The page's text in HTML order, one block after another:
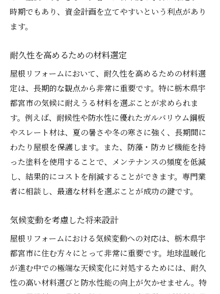
時期でもあり、資金計画を立てやすいという利点があり
ます。
耐久性を高めるための材料選定
屋根リフォームにおいて、耐久性を高めるための材料選
定は、長期的な観点から非常に重要です。特に栃木県宇
都宮市の気候に耐えうる材料を選ぶことが求められま
す。例えば、耐候性や防水性に優れたガルバリウム鋼板
やスレート材は、夏の暑さや冬の寒さに強く、長期間に
わたり屋根を保護します。また、防藻・防カビ機能を持
った塗料を使用することで、メンテナンスの頻度を低減
し、結果的にコストを削減することができます。専門業
者に相談し、最適な材料を選ぶことが成功の鍵です。
気候変動を考慮した将来設計
屋根リフォームにおける気候変動への対応は、栃木県宇
都宮市に住む方々にとって非常に重要です。地球温暖化
が進む中での極端な天候変化に対処するためには、耐久
性の高い材料選びと防水性能の向上が欠かせません。特